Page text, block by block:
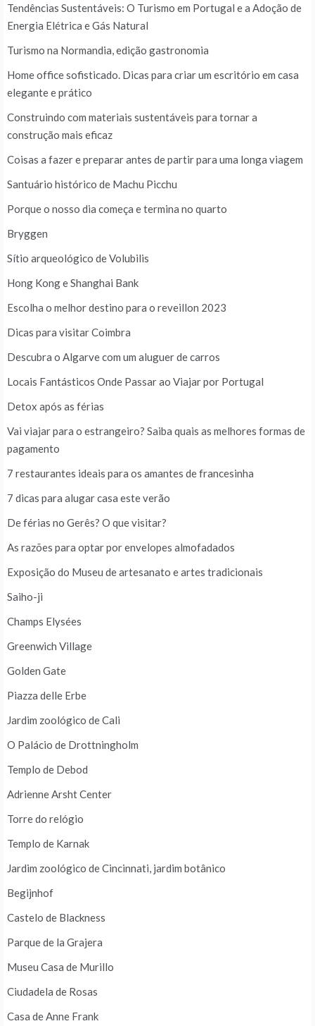
Tendências Sustentáveis: O Turismo em Portugal e a Adoção de
Energia Elétrica e Gás Natural
Turismo na Normandia, edição gastronomia
Home office sofisticado. Dicas para criar um escritório em casa
elegante e prático
Construindo com materiais sustentáveis para tornar a
construção mais eficaz
Coisas a fazer e preparar antes de partir para uma longa viagem
Santuário histórico de Machu Picchu
Porque o nosso dia começa e termina no quarto
Bryggen
Sítio arqueológico de Volubilis
Hong Kong e Shanghai Bank
Escolha o melhor destino para o reveillon 2023
Dicas para visitar Coimbra
Descubra o Algarve com um aluguer de carros
Locais Fantásticos Onde Passar ao Viajar por Portugal
Detox após as férias
Vai viajar para o estrangeiro? Saiba quais as melhores formas de
pagamento
7 restaurantes ideais para os amantes de francesinha
7 dicas para alugar casa este verão
De férias no Gerês? O que visitar?
As razões para optar por envelopes almofadados
Exposição do Museu de artesanato e artes tradicionais
Saiho-ji
Champs Elysées
Greenwich Village
Golden Gate
Piazza delle Erbe
Jardim zoológico de Cali
O Palácio de Drottningholm
Templo de Debod
Adrienne Arsht Center
Torre do relógio
Templo de Karnak
Jardim zoológico de Cincinnati, jardim botânico
Begijnhof
Castelo de Blackness
Parque de la Grajera
Museu Casa de Murillo
Ciudadela de Rosas
Casa de Anne Frank